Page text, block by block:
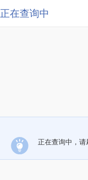
正在查询中
正在查询中，请